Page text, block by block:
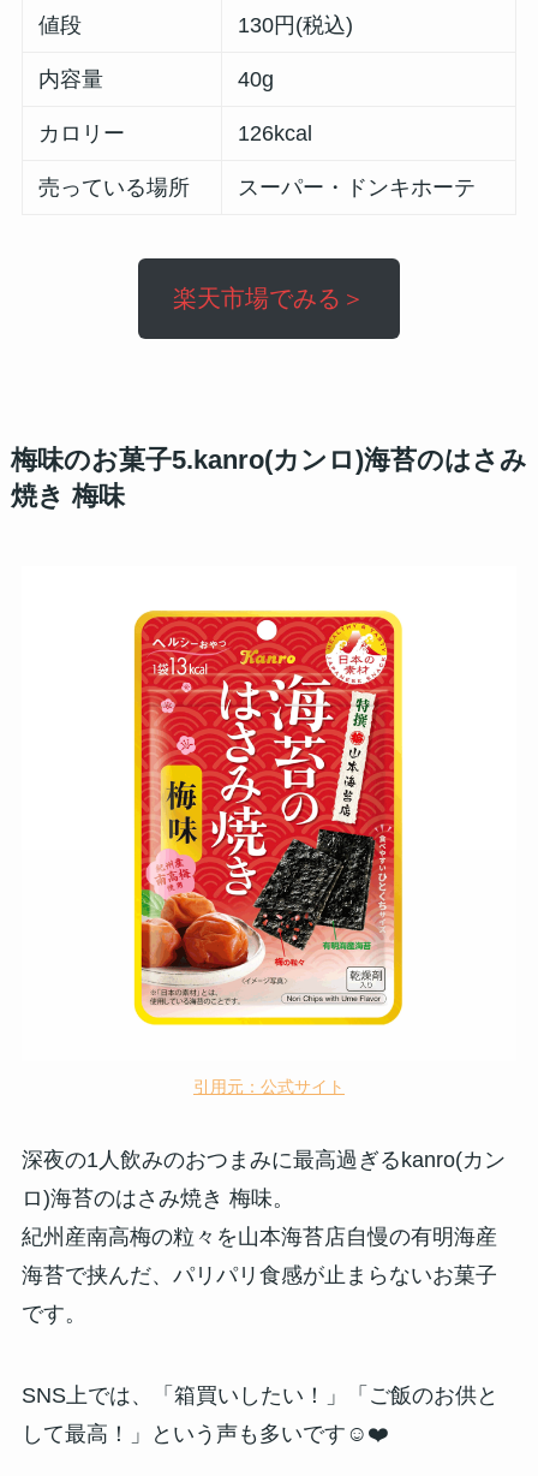
値段 130円(税込)
内容量 40g
カロリー 126kcal
売っている場所 スーパー・ドンキホーテ
楽天市場でみる＞
梅味のお菓子5.kanro(カンロ)海苔のはさみ
焼き 梅味
引用元：公式サイト
深夜の1人飲みのおつまみに最高過ぎる kanro(カン
ロ)海苔のはさみ焼き 梅味。
紀州産南高梅の粒々を山本海苔店自慢の有明海産
海苔で挟んだ、パリパリ食感が止まらないお菓子
です。
SNS上では、「箱買いしたい！」「ご飯のお供と
して最高！」という声も多いです☺️❤️